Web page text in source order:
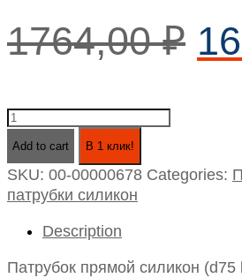
1764,00₽
Патрубок
(d75
l1100)
Add to cart В 1 клик!
SKU: 00-00000678 Categories:
патрубки силикон
Description
Патрубок прямой силикон